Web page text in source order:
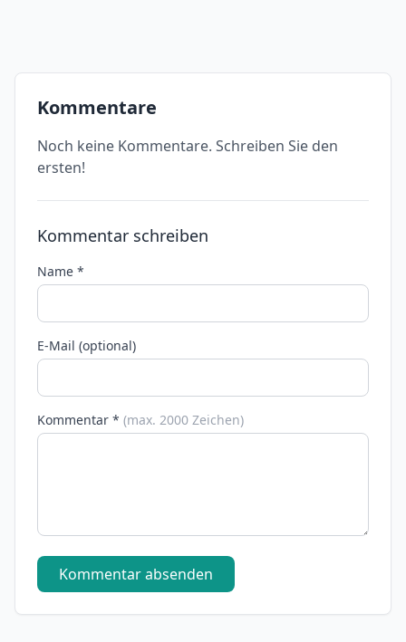
Kommentare
Noch keine Kommentare. Schreiben Sie den
ersten!
Kommentar schreiben
Name *
E-Mail (optional)
Kommentar * (max. 2000 Zeichen)
Kommentar absenden